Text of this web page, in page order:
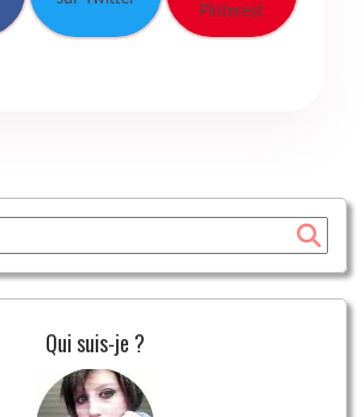
Pinterest
Qui suis-je ?